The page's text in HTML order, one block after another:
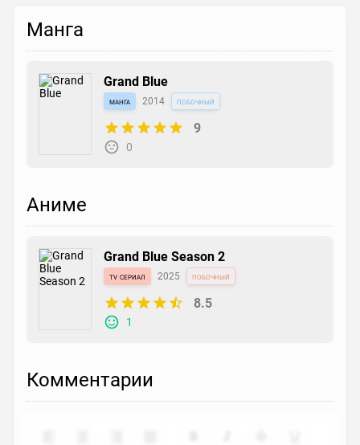
Манга
Grand Blue
манга 2014 побочный
9
0
Аниме
Grand Blue Season 2
tv сериал 2025 побочный
8.5
1
Комментарии